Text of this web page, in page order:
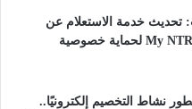
تحديث خدمة الاستعلام عن
الخطوط عبر My NTRA لحماية خصوصية
تطور نشاط التخصيم إلكترونيًا..